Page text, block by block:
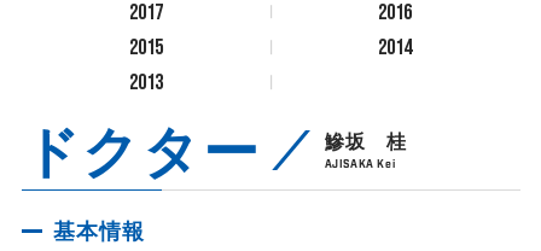
2017
2016
2015
2014
2013
ドクター 鰺坂 桂
AJISAKA Kei
基本情報